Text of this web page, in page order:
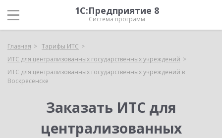
1С:Предприятие 8
Система программ
Главная
Тарифы ИТС
ИТС для централизованных государственных учреждений
ИТС для централизованных государственных учреждений в
Воскресенске
Заказать ИТС для
централизованных